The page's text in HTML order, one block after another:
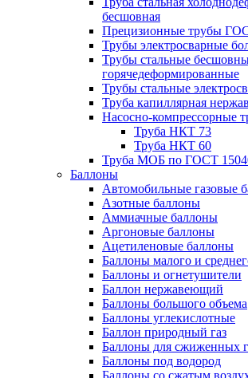
бесшовная
Прецизионные трубы
Трубы электросварные
Трубы стальные
горячедеформированные
Трубы стальные
Труба капиллярная
Насосно-компрессорные
Труба НКТ 73
Труба НКТ 60
Труба МОБ по ГОСТ
Баллоны
Автомобильные газовые
Азотные баллоны
Аммиачные баллоны
Аргоновые баллоны
Ацетиленовые баллоны
Баллоны малого и
Баллоны и огнетушители
Баллон нержавеющий
Баллоны большого объема
Баллоны углекислотные
Баллон природный газ
Баллоны для сжиженных
Баллоны под водород
Баллоны со сжатым